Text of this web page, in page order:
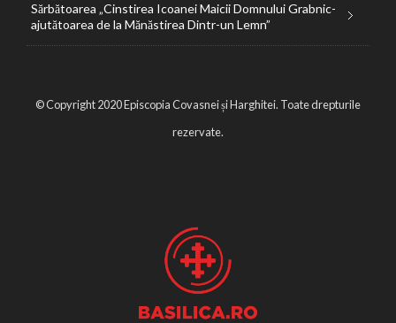
Sărbătoarea „Cinstirea Icoanei Maicii Domnului Grabnic-
ajutătoarea de la Mănăstirea Dintr-un Lemn”
© Copyright 2020 Episcopia Covasnei și Harghitei. Toate drepturile
rezervate.